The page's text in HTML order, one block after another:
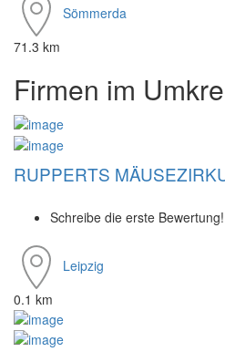
Sömmerda
71.3 km
Firmen im
RUPPERTS
Schreibe die erste Bewertung!
Leipzig
0.1 km